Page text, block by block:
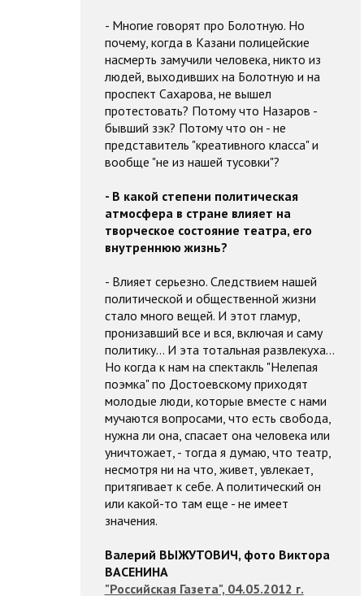
- Многие говорят про Болотную. Но
почему, когда в Казани полицейские
насмерть замучили человека, никто из
людей, выходивших на Болотную и на
проспект Сахарова, не вышел
протестовать? Потому что Назаров -
бывший зэк? Потому что он - не
представитель "креативного класса" и
вообще "не из нашей тусовки"?
- В какой степени политическая
атмосфера в стране влияет на
творческое состояние театра, его
внутреннюю жизнь?
- Влияет серьезно. Следствием нашей
политической и общественной жизни
стало много вещей. И этот гламур,
пронизавший все и вся, включая и саму
политику... И эта тотальная развлекуха...
Но когда к нам на спектакль "Нелепая
поэмка" по Достоевскому приходят
молодые люди, которые вместе с нами
мучаются вопросами, что есть свобода,
нужна ли она, спасает она человека или
уничтожает, - тогда я думаю, что театр,
несмотря ни на что, живет, увлекает,
притягивает к себе. А политический он
или какой-то там еще - не имеет
значения.
Валерий ВЫЖУТОВИЧ, фото Виктора
ВАСЕНИНА
"Российская Газета", 04.05.2012 г.